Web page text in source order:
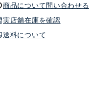
商品について問い合わせる
実店舗在庫を確認
送料について